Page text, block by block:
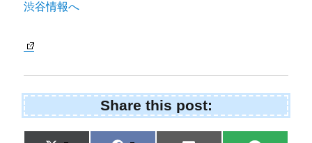
Share this post: